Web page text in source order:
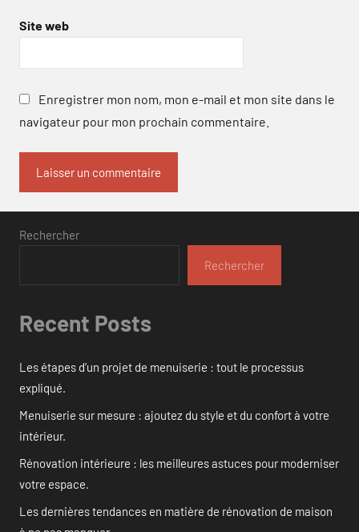
Site web
Enregistrer mon nom, mon e-mail et mon site dans le
navigateur pour mon prochain commentaire.
Rechercher
Rechercher
Recent Posts
Les étapes d’un projet de menuiserie : tout le processus
expliqué.
Menuiserie sur mesure : ajoutez du style et du confort à votre
intérieur.
Rénovation intérieure : les meilleures astuces pour moderniser
votre espace.
Les dernières tendances en matière de rénovation de maison